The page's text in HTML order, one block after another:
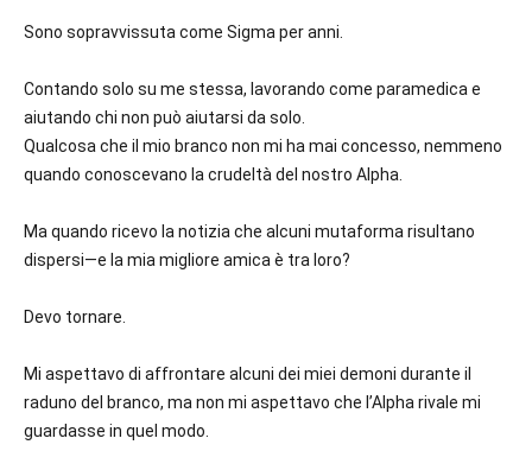
Sono sopravvissuta come Sigma per anni.
Contando solo su me stessa, lavorando come paramedica e
aiutando chi non può aiutarsi da solo.
Qualcosa che il mio branco non mi ha mai concesso, nemmeno
quando conoscevano la crudeltà del nostro Alpha.
Ma quando ricevo la notizia che alcuni mutaforma risultano
dispersi—e la mia migliore amica è tra loro?
Devo tornare.
Mi aspettavo di affrontare alcuni dei miei demoni durante il
raduno del branco, ma non mi aspettavo che l’Alpha rivale mi
guardasse in quel modo.